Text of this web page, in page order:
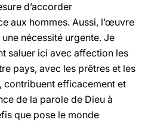
d’accorder
aux hommes. Aussi, l’œuvre
nécessité urgente. Je
saluer ici avec affection les
pays, avec les prêtres et les
contribuent efficacement et
de la parole de Dieu à
que pose le monde